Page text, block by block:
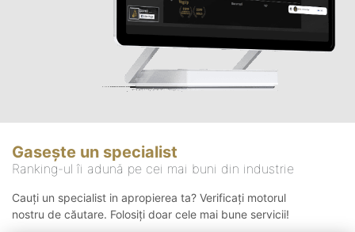
Gasește un specialist
Ranking-ul îi adună pe cei mai buni din industrie
Cauți un specialist in apropierea ta? Verificați motorul
nostru de căutare. Folosiți doar cele mai bune servicii!